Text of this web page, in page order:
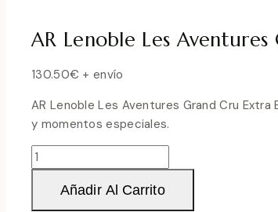
AR Lenoble Les
130.50€ + envío
AR Lenoble Les Aventures Grand Cru Extra
y momentos especiales.
AR
Lenoble
Añadir Al Carrito